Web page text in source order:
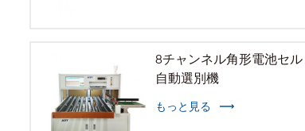
8チャンネル角形電池セル
自動選別機
もっと見る